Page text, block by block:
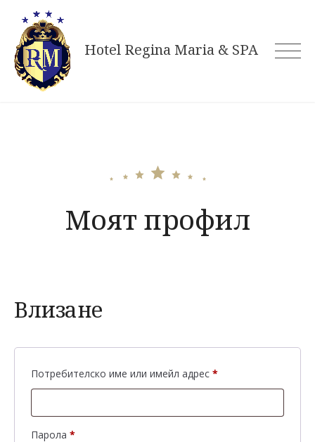
content
Hotel Regina Maria & SPA
Моят профил
Влизане
Потребителско име или имейл адрес *
Парола *